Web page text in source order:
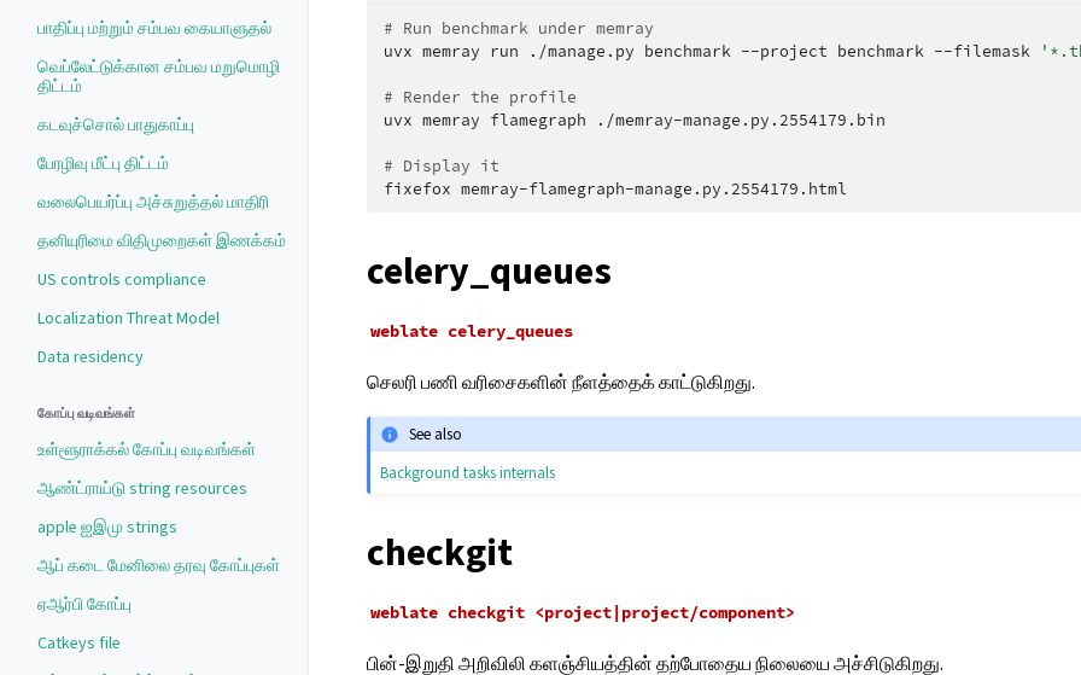
பாதிப்பு மற்றும் சம்பவ கையாளுதல்
வெப்லேட்டுக்கான சம்பவ மறுமொழி
திட்டம்
கடவுச்சொல் பாதுகாப்பு
பேரழிவு மீட்பு திட்டம்
வலைபெயர்ப்பு அச்சுறுத்தல் மாதிரி
தனியுரிமை விதிமுறைகள் இணக்கம்
US controls compliance
Localization Threat Model
Data residency
கோப்பு வடிவங்கள்
உள்ளூராக்கல் கோப்பு வடிவங்கள்
ஆண்ட்ராய்டு string resources
apple ஐஇமு strings
ஆப் கடை மேனிலை தரவு கோப்புகள்
ஏஆர்பி கோப்பு
Catkeys file
# Run benchmark under memray
uvx memray run ./manage.py benchmark --project benchmark --filemask
# Render the profile
uvx memray flamegraph ./memray-manage.py.2554179.bin
# Display it
fixefox
celery_queues
weblate celery_queues
செலரி பணி வரிசைகளின் நீளத்தைக் காட்டுகிறது.
See also
Background tasks internals
checkgit
weblate checkgit <project|project/component>
பின்-இறுதி அறிவிலி களஞ்சியத்தின் தற்போதைய நிலையை அச்சிடுகிறது.